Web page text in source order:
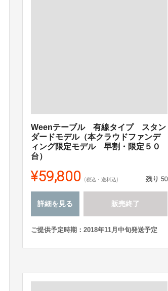
Weenテーブル 有線タイプ スタン
ダードモデル（本クラウドファンデ
ィング限定モデル 早割・限定５０
台）
¥59,800 (税込・送料込) 残り 50
詳細を見る 販売終了
ご提供予定時期：2018年11月中旬発送予定